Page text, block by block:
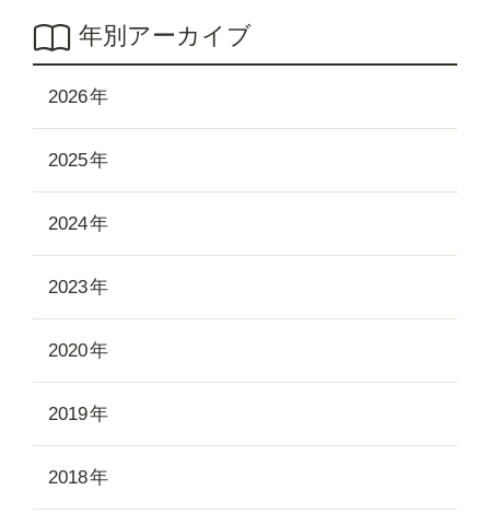
年別アーカイブ
2026
2025
2024
2023
2020
2019
2018